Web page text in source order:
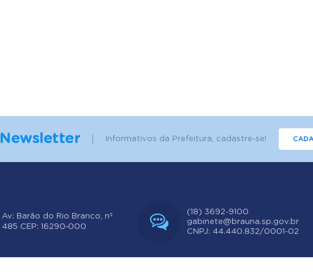
Newsletter Informativos da Prefeitura, cadastre-se!
Av: Barão do Rio Branco, nº
485 CEP: 16290‐000
(18) 3692-9100
gabinete@brauna.sp.gov.br
CNPJ: 44.440.832/0001-02